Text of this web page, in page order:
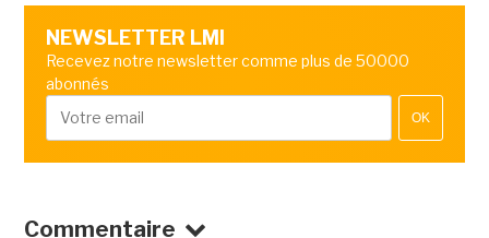
NEWSLETTER LMI
Recevez notre newsletter comme plus de 50000
abonnés
OK
Commentaire